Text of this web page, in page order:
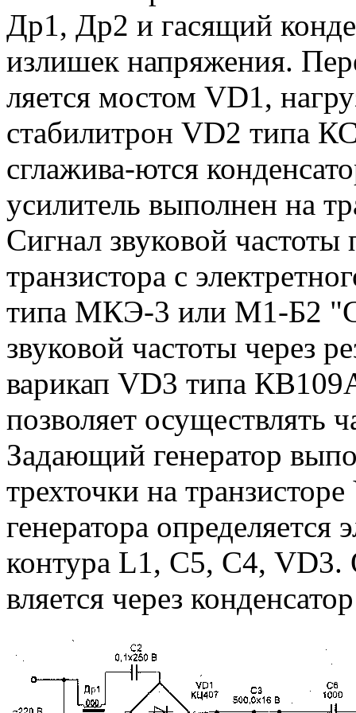
Др1, Др2 и гасящий
излишек напряжения.
ляется мостом VD1,
стабилитрон VD2 типа
сглажива-ются
усилитель выполнен на
Сигнал звуковой частоты
транзистора с
типа МКЭ-3 или М1-Б2
звуковой частоты через
варикап VD3 типа
позволяет осуществлять
Задающий генератор
трехточки на
генератора определяется
контура L1, С5, С4, VD3.
вляется через